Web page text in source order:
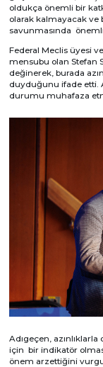
oldukça önemli bir
olarak kalmayacak ve
savunmasında
Federal Meclis üyesi
mensubu olan Stefan
değinerek, burada
duyduğunu ifade etti.
durumu muhafaza
Adıgeçen,
için bir indikatör
önem arzettiğini